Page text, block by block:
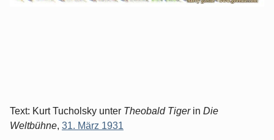
Text: Kurt Tucholsky unter Theobald Tigerin Die
Weltbühne, 31. März 1931